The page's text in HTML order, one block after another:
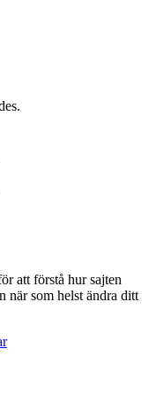
att förstå hur sajten
när som helst ändra ditt